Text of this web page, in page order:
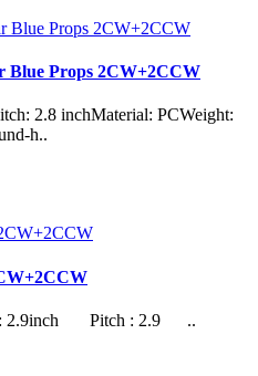
Blue Props 2CW+2CCW
2.8 inchMaterial: PCWeight:
h..
2.9inch Pitch : 2.9 ..